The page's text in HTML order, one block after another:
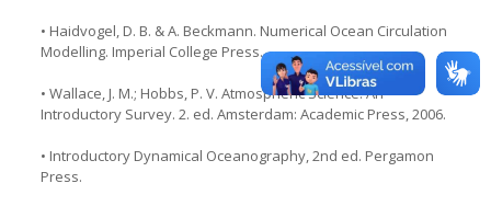
• Haidvogel, D. B. & A. Beckmann. Numerical Ocean Circulation
Modelling. Imperial College Press.
• Wallace, J. M.; Hobbs, P. V. Atmospheric Science: An
Introductory Survey. 2. ed. Amsterdam: Academic Press, 2006.
• Introductory Dynamical Oceanography, 2nd ed. Pergamon
Press.